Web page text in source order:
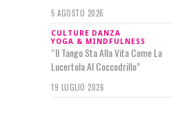
5 AGOSTO 2026
CULTURE DANZA
YOGA & MINDFULNESS
“Il Tango Sta Alla Vita Come La
Lucertola Al Coccodrillo”
19 LUGLIO 2026